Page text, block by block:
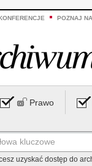
POZNAJ
Prawo
uzyskać dostęp do